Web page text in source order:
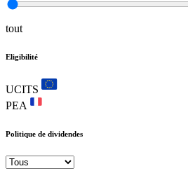
tout
Eligibilité
UCITS
PEA
Politique de dividendes